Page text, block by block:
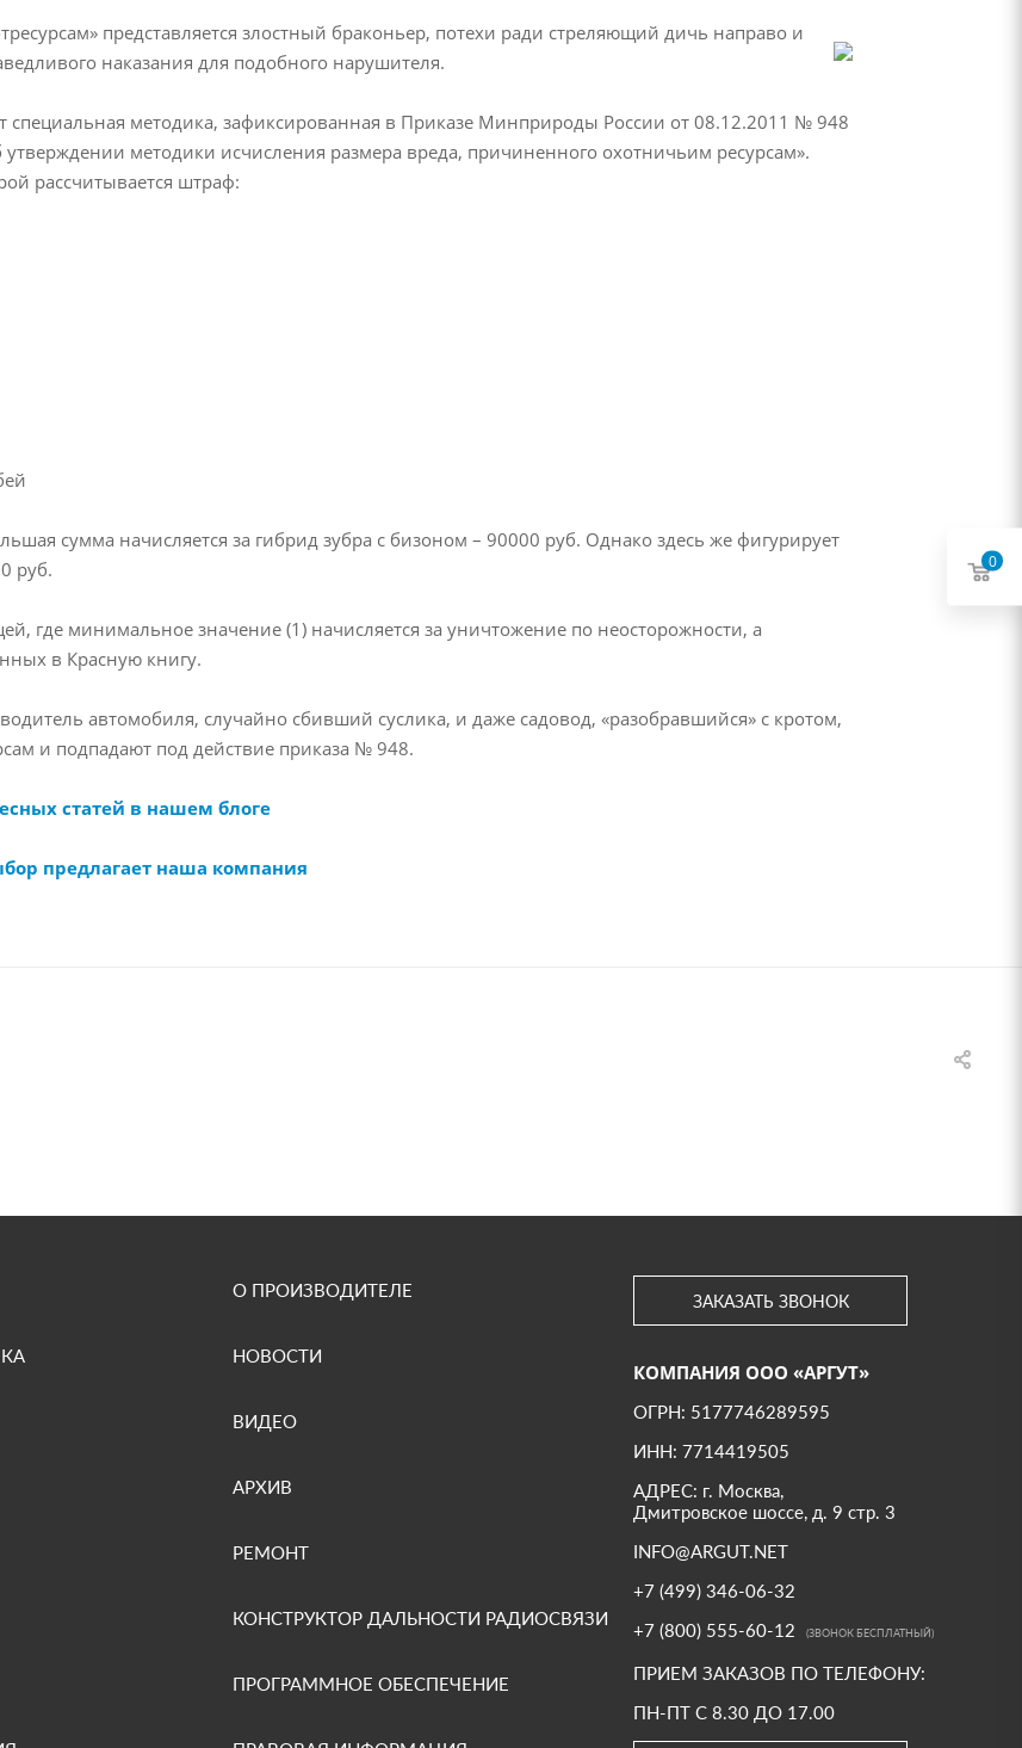
представляется злостный браконьер, потехи ради стреляющий дичь направо и
наказания для подобного нарушителя.
специальная методика, зафиксированная в Приказе Минприроды России от 08.12.2011 № 948
методики исчисления размера вреда, причиненного охотничьим ресурсам».
рассчитывается штраф:
сумма начисляется за гибрид зубра с бизоном – 90000 руб. Однако здесь же фигурирует
руб.
где минимальное значение (1) начисляется за уничтожение по неосторожности, а
в Красную книгу.
автомобиля, случайно сбивший суслика, и даже садовод, «разобравшийся» с кротом,
и подпадают под действие приказа № 948.
статей в нашем блоге
предлагает наша компания
О ПРОИЗВОДИТЕЛЕ
НОВОСТИ
ВИДЕО
АРХИВ
РЕМОНТ
КОНСТРУКТОР ДАЛЬНОСТИ РАДИОСВЯЗИ
ПРОГРАММНОЕ ОБЕСПЕЧЕНИЕ
ЗАКАЗАТЬ ЗВОНОК
КОМПАНИЯ ООО «АРГУТ»
ОГРН: 5177746289595
ИНН: 7714419505
АДРЕС: г. Москва,
Дмитровское шоссе, д. 9 стр. 3
INFO@ARGUT.NET
+7 (499) 346-06-32
+7 (800) 555-60-12
(ЗВОНОК БЕСПЛАТНЫЙ)
ПРИЕМ ЗАКАЗОВ ПО ТЕЛЕФОНУ:
ПН-ПТ С 8.30 ДО 17.00
0